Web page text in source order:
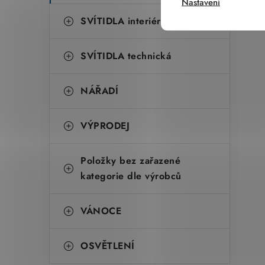
SVÍTIDLA interiérová
SVÍTIDLA technická
NÁŘADÍ
VÝPRODEJ
Položky bez zařazené
kategorie dle výrobců
VÁNOCE
OSVĚTLENÍ